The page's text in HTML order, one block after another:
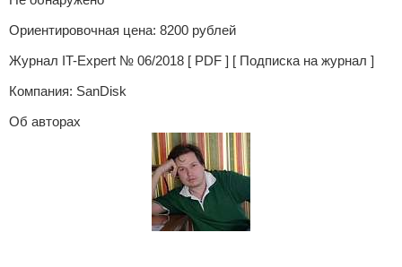
Ориентировочная цена: 8200 рублей
Журнал IT-Expert № 06/2018 [ PDF ] [ Подписка на журнал ]
Компания: SanDisk
Об авторах